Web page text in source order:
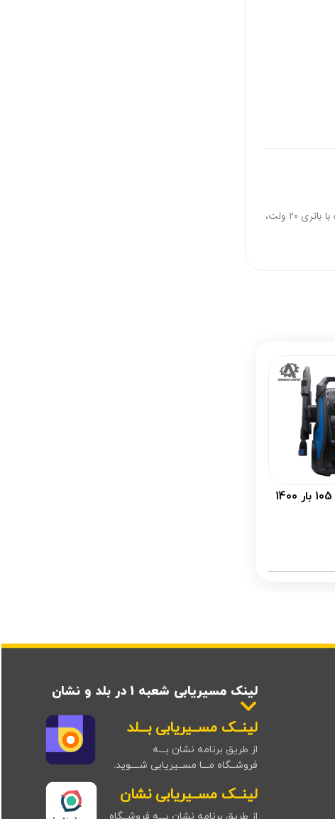
انتخاب بسیار منطقی و مقرون‌به‌صرفه است. این دستگاه با باتری ۲۰ ولت،
کارواش هاربر 105 بار 1400
لینک مسیریابی شعبه 1 در بلد و نشان
لینــک مســیریابی بـــلد
از طریق برنامه نشان بـــه
فروشــگاه مـــا مســیریابی شــــوید.
لینــک مســیریابی نشان